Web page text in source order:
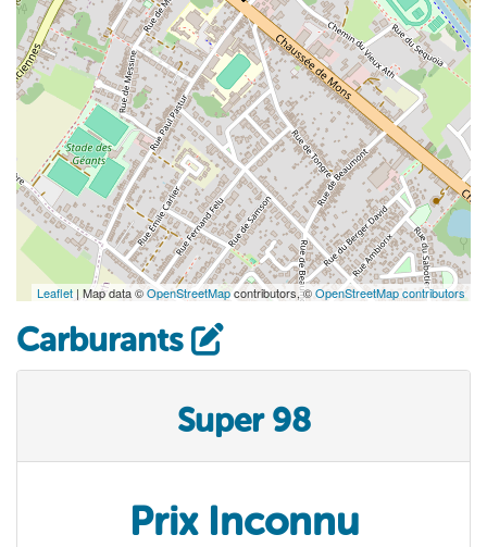
Leaflet | Map data ©OpenStreetMapcontributors, ©OpenStreetMap contributors
Carburants
Super 98
Prix Inconnu